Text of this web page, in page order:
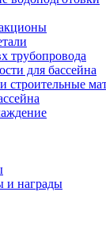
трубопровода
для бассейна
строительные
и награды